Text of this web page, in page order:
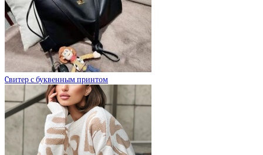
Cвитер с буквенным принтом